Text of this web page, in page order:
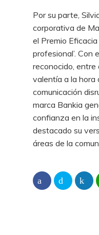
Por su parte,
corporativa de
el Premio
profesional’. Con
reconocido, entre
valentía a la hora
comunicación
marca Bankia
confianza en la
destacado su
áreas de la